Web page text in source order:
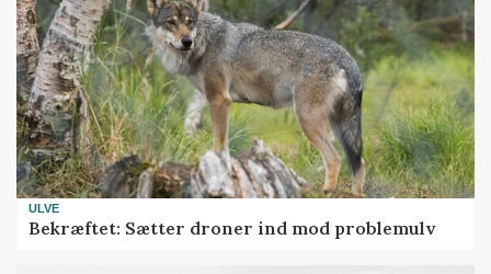
ULVE
Bekræftet: Sætter droner ind mod problemulv